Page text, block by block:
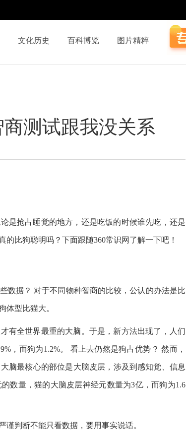
文化历史 百科博览 图片精粹
测试跟我没关系
是抢占睡觉的地方，还是吃饭的时候谁先吃，还是
比狗聪明吗？下面跟随360常识网了解一下吧！
数据？ 对于不同物种智商的比较，公认的办法是比
体型比猫大。
有全世界最重的大脑。于是，新方法出现了，人们
，而狗为1.2%。 看上去仍然是狗占优势？ 然而，
脑最核心的部位是大脑皮层，涉及到感知觉、信息
数量，猫的大脑皮层神经元数量为3亿，而狗为1.6
判断不能只看数据，要用事实说话。